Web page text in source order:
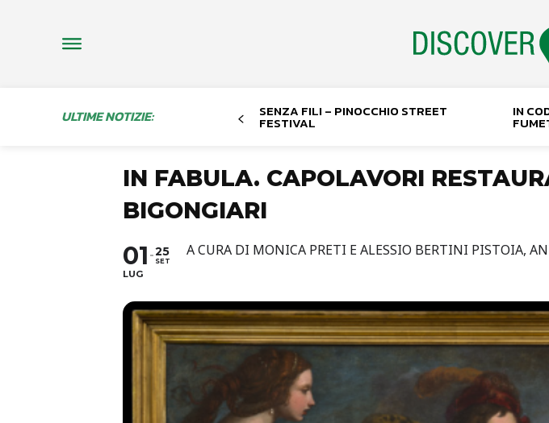
ULTIME NOTIZIE: SENZA FILI – PINOCCHIO STREET
FESTIVAL
IN
IN FABULA. CAPOLAVORI
BIGONGIARI
01
LUG
25
SET
A CURA DI MONICA PRETI E ALESSIO BERTINI PISTOIA,